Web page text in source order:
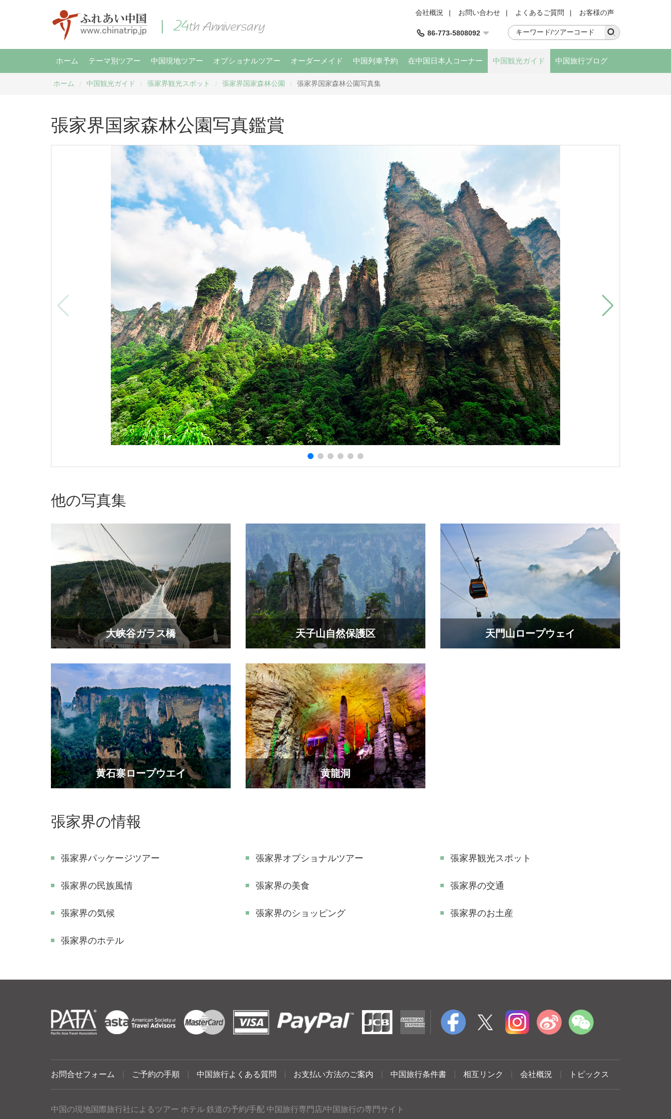
会社概況 | お問い合わせ | よくあるご質問 | お客様の声
86-773-5808092
ホーム テーマ別ツアー 中国現地ツアー オプショナルツアー オーダーメイド 中国列車予約 在中国日本人コーナー 中国観光ガイド 中国旅行ブログ
ホーム 中国観光ガイド 張家界観光スポット 張家界国家森林公園 張家界国家森林公園写真集
張家界国家森林公園写真鑑賞
他の写真集
大峡谷ガラス橋 天子山自然保護区 天門山ロープウェイ
黄石寨ロープウエイ 黄龍洞
張家界の情報
張家界パッケージツアー 張家界オプショナルツアー 張家界観光スポット
張家界の民族風情 張家界の美食 張家界の交通
張家界の気候 張家界のショッピング 張家界のお土産
張家界のホテル
お問合せフォーム ご予約の手順 中国旅行よくある質問 お支払い方法のご案内 中国旅行条件書 相互リンク 会社概況 トピックス
中国の現地国際旅行社によるツアー ホテル 鉄道の予約/手配 中国旅行専門店/中国旅行の専門サイト